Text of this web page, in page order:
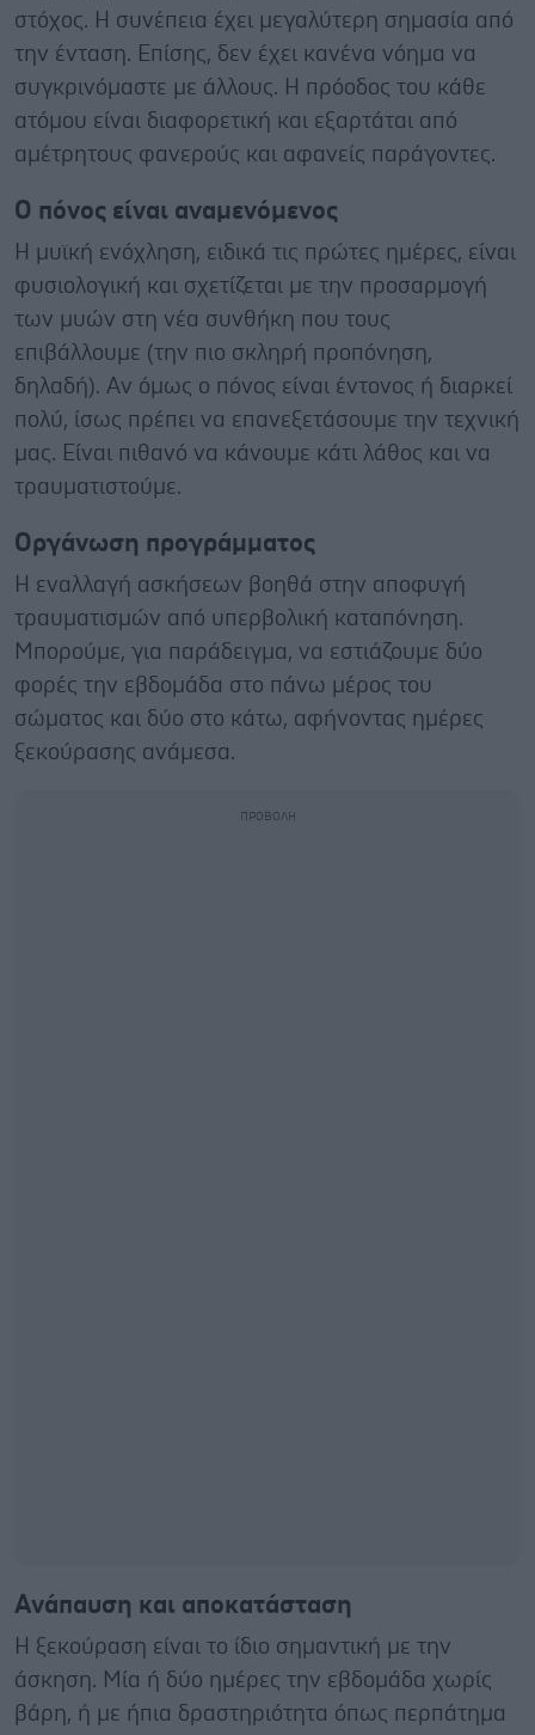
στόχος. Η συνέπεια έχει μεγαλύτερη σημασία από
την ένταση. Επίσης, δεν έχει κανένα νόημα να
συγκρινόμαστε με άλλους. Η πρόοδος του κάθε
ατόμου είναι διαφορετική και εξαρτάται από
αμέτρητους φανερούς και αφανείς παράγοντες.
Ο πόνος είναι αναμενόμενος
Η μυϊκή ενόχληση, ειδικά τις πρώτες ημέρες, είναι
φυσιολογική και σχετίζεται με την προσαρμογή
των μυών στη νέα συνθήκη που τους
επιβάλλουμε (την πιο σκληρή προπόνηση,
δηλαδή). Αν όμως ο πόνος είναι έντονος ή διαρκεί
πολύ, ίσως πρέπει να επανεξετάσουμε την τεχνική
μας. Είναι πιθανό να κάνουμε κάτι λάθος και να
τραυματιστούμε.
Οργάνωση προγράμματος
Η εναλλαγή ασκήσεων βοηθά στην αποφυγή
τραυματισμών από υπερβολική καταπόνηση.
Μπορούμε, για παράδειγμα, να εστιάζουμε δύο
φορές την εβδομάδα στο πάνω μέρος του
σώματος και δύο στο κάτω, αφήνοντας ημέρες
ξεκούρασης ανάμεσα.
Ανάπαυση και αποκατάσταση
Η ξεκούραση είναι το ίδιο σημαντική με την
άσκηση. Μία ή δύο ημέρες την εβδομάδα χωρίς
βάρη, ή με ήπια δραστηριότητα όπως περπάτημα